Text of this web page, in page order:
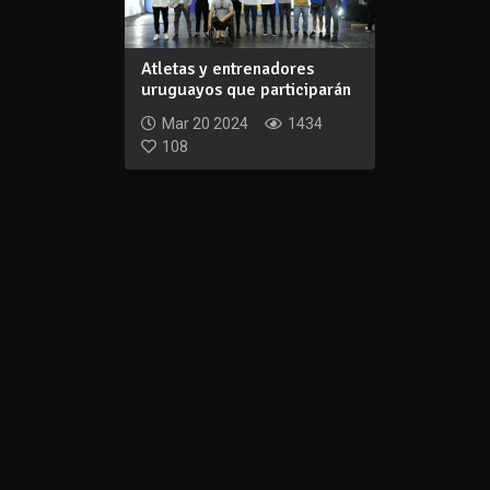
Atletas y entrenadores
uruguayos que participarán
Mar 20 2024
1434
108